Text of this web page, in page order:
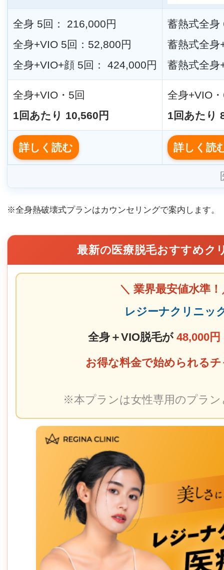
全身 5回： 216,000円
全身+VIO 5回：52,800円
全身+VIO+顔 5回： 424,000円
蓄熱式全身
蓄熱式全身
蓄熱式全
全身+VIO・5回
1回あたり 10,560円
全身+VIO
1回あたり
詳しく読む 詳しく読
※全身熱破壊式プランはカウンセリングで案内します。
最新の医療脱毛おすすめク
＼ 業界最安値水準！
レジーナクリニッ
全身＋VIO脱毛が 48,000円
お得な料金で始められる
※本プランは女性専用のプラ